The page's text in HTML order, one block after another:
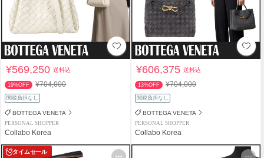
¥569,250送料込
19%OFF ¥704,000
関税負担なし
BOTTEGA VENETA
PERSONAL SHOPPER
Collabo Korea
¥606,375送料込
13%OFF ¥704,000
関税負担なし
BOTTEGA VENETA
PERSONAL SHOPPER
Collabo Korea
タイムセール